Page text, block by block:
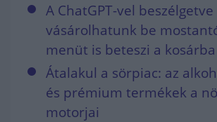
A ChatGPT-vel beszélgetve
vásárolhatunk be
menüt is beteszi a
Átalakul a sörpiac: az
és prémium termékek a
motorjai